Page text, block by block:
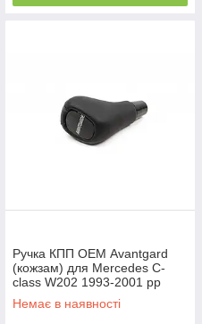
Ручка КПП ОЕМ Avantgard
(кожзам) для Mercedes C-
class W202 1993-2001 рр
Немає в наявності